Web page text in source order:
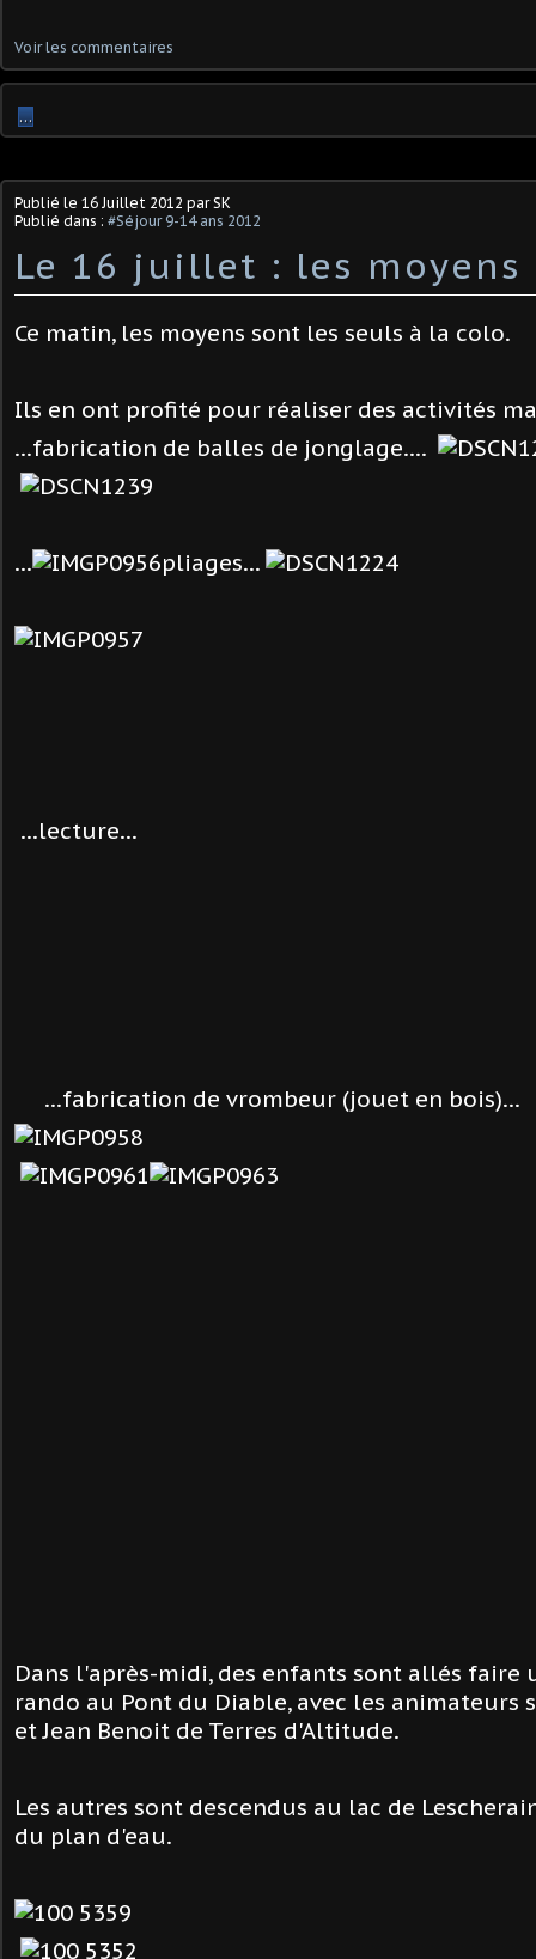
Voir les commentaires
…
Publié le 16 Juillet 2012 par SK
Publié dans : #Séjour 9-14 ans 2012
Le 16 juillet : les moyens
Ce matin, les moyens sont les seuls à la colo.
Ils en ont profité pour réaliser des activités
...fabrication de balles de jonglage....
... pliages...
...lecture...
...fabrication de vrombeur (jouet en bois)...
Dans l'après-midi, des enfants sont allés faire
rando au Pont du Diable, avec les animateurs
et Jean Benoit de Terres d'Altitude.
Les autres sont descendus au lac de
du plan d'eau.